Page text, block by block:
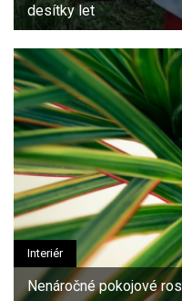
desítky let
Interiér
Nenáročné pokojové